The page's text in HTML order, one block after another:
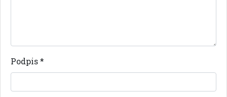
Podpis*